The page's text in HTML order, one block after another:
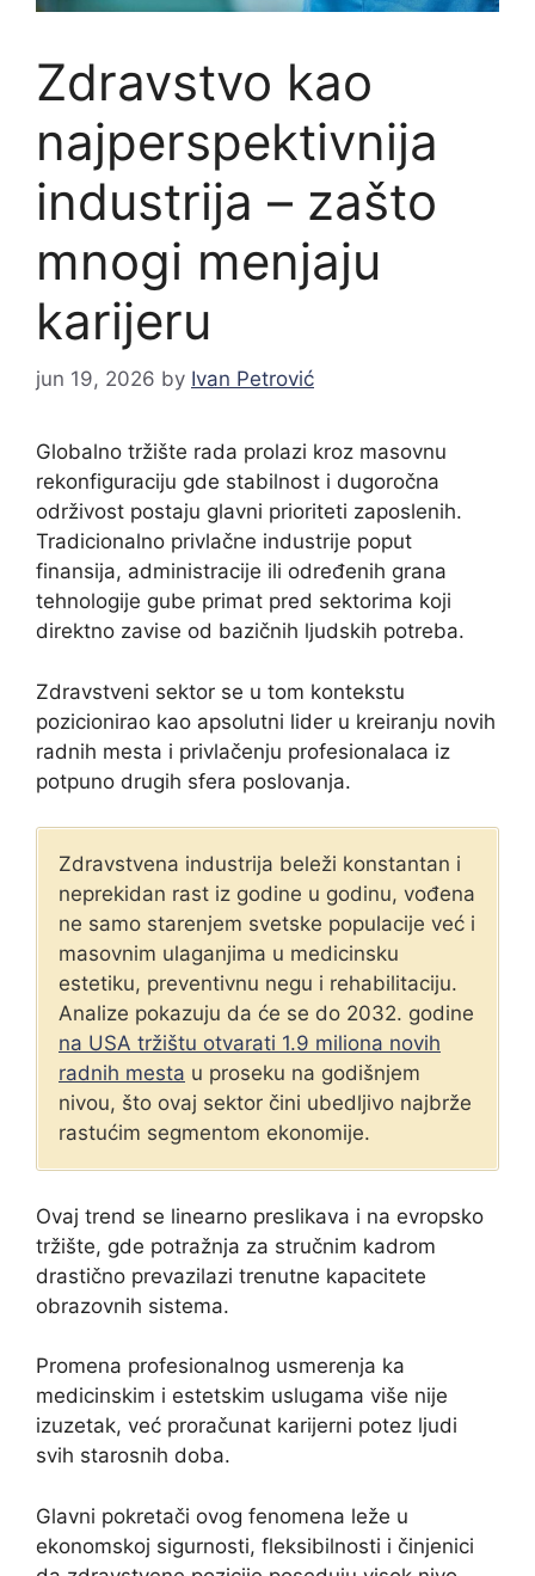
Zdravstvo kao
najperspektivnija
industrija – zašto
mnogi menjaju
karijeru
jun 19, 2026 by Ivan Petrović
Globalno tržište rada prolazi kroz masovnu
rekonfiguraciju gde stabilnost i dugoročna
održivost postaju glavni prioriteti zaposlenih.
Tradicionalno privlačne industrije poput
finansija, administracije ili određenih grana
tehnologije gube primat pred sektorima koji
direktno zavise od bazičnih ljudskih potreba.
Zdravstveni sektor se u tom kontekstu
pozicionirao kao apsolutni lider u kreiranju novih
radnih mesta i privlačenju profesionalaca iz
potpuno drugih sfera poslovanja.
Zdravstvena industrija beleži konstantan i
neprekidan rast iz godine u godinu, vođena
ne samo starenjem svetske populacije već i
masovnim ulaganjima u medicinsku
estetiku, preventivnu negu i rehabilitaciju.
Analize pokazuju da će se do 2032. godine
na USA tržištu otvarati 1.9 miliona novih
radnih mesta u proseku na godišnjem
nivou, što ovaj sektor čini ubedljivo najbrže
rastućim segmentom ekonomije.
Ovaj trend se linearno preslikava i na evropsko
tržište, gde potražnja za stručnim kadrom
drastično prevazilazi trenutne kapacitete
obrazovnih sistema.
Promena profesionalnog usmerenja ka
medicinskim i estetskim uslugama više nije
izuzetak, već proračunat karijerni potez ljudi
svih starosnih doba.
Glavni pokretači ovog fenomena leže u
ekonomskoj sigurnosti, fleksibilnosti i činjenici